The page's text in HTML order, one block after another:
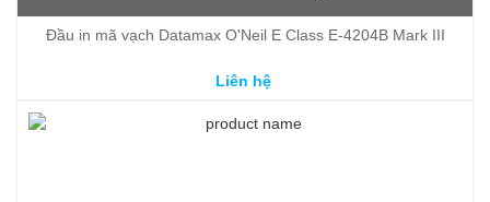
Đầu in mã vạch Datamax O'Neil E Class E-4204B Mark III
Liên hệ